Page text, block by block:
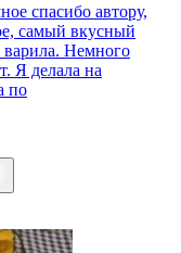
спасибо автору,
самый вкусный
варила. Немного
Я делала на
по